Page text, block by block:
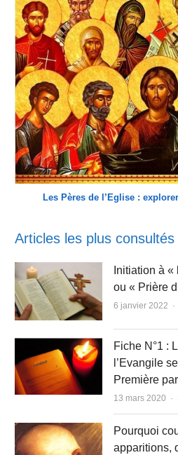
Les Pères de l’Eglise :
Articles les plus consultés
Initiation à
ou « Prière
6 janvier 2022
Fiche N°1 :
l’Evangile
Première
13 mars 2020
Pourquoi
apparitions,